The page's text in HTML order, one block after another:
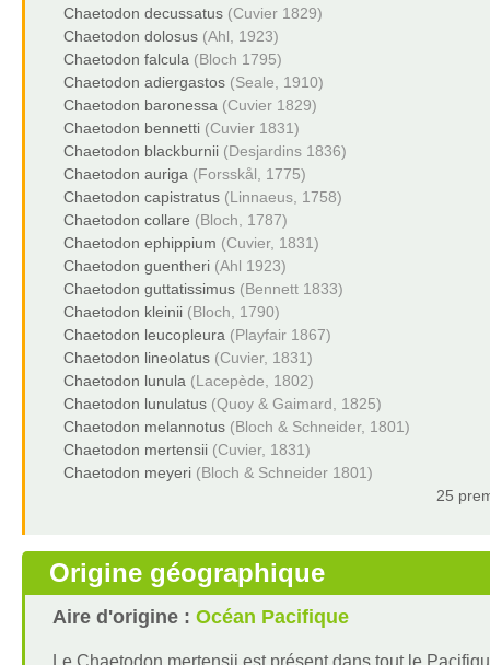
Chaetodon decussatus (Cuvier 1829)
Chaetodon dolosus (Ahl, 1923)
Chaetodon falcula (Bloch 1795)
Chaetodon adiergastos (Seale, 1910)
Chaetodon baronessa (Cuvier 1829)
Chaetodon bennetti (Cuvier 1831)
Chaetodon blackburnii (Desjardins 1836)
Chaetodon auriga (Forsskål, 1775)
Chaetodon capistratus (Linnaeus, 1758)
Chaetodon collare (Bloch, 1787)
Chaetodon ephippium (Cuvier, 1831)
Chaetodon guentheri (Ahl 1923)
Chaetodon guttatissimus (Bennett 1833)
Chaetodon kleinii (Bloch, 1790)
Chaetodon leucopleura (Playfair 1867)
Chaetodon lineolatus (Cuvier, 1831)
Chaetodon lunula (Lacepède, 1802)
Chaetodon lunulatus (Quoy & Gaimard, 1825)
Chaetodon melannotus (Bloch & Schneider, 1801)
Chaetodon mertensii (Cuvier, 1831)
Chaetodon meyeri (Bloch & Schneider 1801)
25
Origine géographique
Aire d'origine : Océan Pacifique
Le Chaetodon mertensii est présent dans tout le